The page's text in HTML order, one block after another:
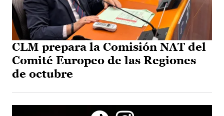
CLM prepara la Comisión NAT del
Comité Europeo de las Regiones
de octubre